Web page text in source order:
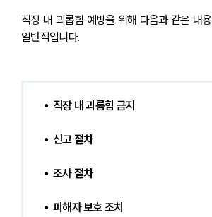
직장 내 괴롭힘 예방을 위해 다음과 같은 내
일반적입니다.
•  직장 내 괴롭힘 금지
•  신고 절차
•  조사 절차
•  피해자 보호 조치